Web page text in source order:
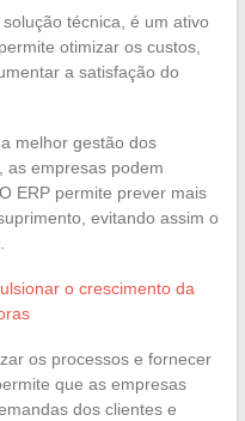
técnica, é um ativo
otimizar os custos,
a satisfação do
melhor gestão dos
as empresas podem
ERP permite prever mais
evitando assim o
o crescimento da
os processos e fornecer
que as empresas
dos clientes e